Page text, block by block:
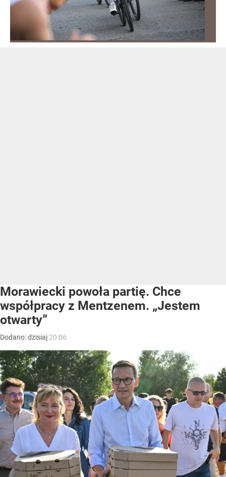
Morawiecki powoła partię. Chce
współpracy z Mentzenem. „Jestem
otwarty”
Dodano:dzisiaj 20:06